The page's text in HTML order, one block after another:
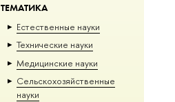
ТЕМАТИКА
Естественные науки
Тех­ничес­кие науки
Медицинские науки
Сельскохозяйственные
науки